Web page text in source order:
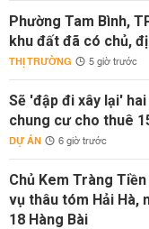
Phường Tam Bình,
khu đất đã có chủ,
THỊ TRƯỜNG 5 giờ trước
Sẽ 'đập đi xây lại'
chung cư cho thuê
DỰ ÁN 6 giờ trước
Chủ Kem Tràng
vụ thâu tóm Hải Hà,
18 Hàng Bài